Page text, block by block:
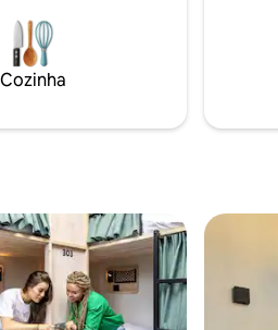
Entre em contato
ou visite nosso site
sobre
*Observação:
de um
de
Cozinha